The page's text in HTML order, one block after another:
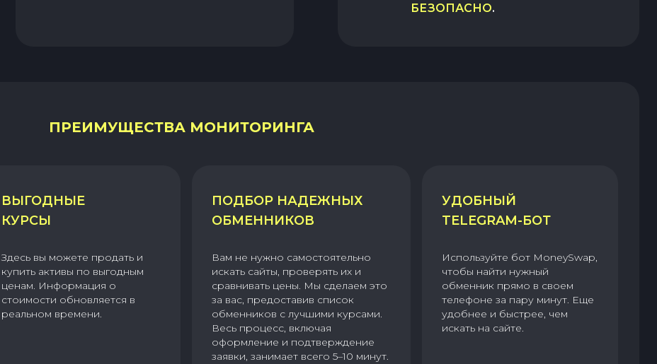
БЕЗОПАСНО.
ПРЕИМУЩЕСТВА МОНИТОРИНГА
ВЫГОДНЫЕ
КУРСЫ
Здесь вы можете продать и
купить активы по выгодным
ценам. Информация о
стоимости обновляется в
реальном времени.
ПОДБОР НАДЕЖНЫХ
ОБМЕННИКОВ
Вам не нужно самостоятельно
искать сайты, проверять их и
сравнивать цены. Мы сделаем это
за вас, предоставив список
обменников с лучшими курсами.
Весь процесс, включая
оформление и подтверждение
заявки, занимает всего 5–10 минут.
УДОБНЫЙ
TELEGRAM-БОТ
Используйте бот MoneySwap,
чтобы найти нужный
обменник прямо в своем
телефоне за пару минут. Еще
удобнее и быстрее, чем
искать на сайте.